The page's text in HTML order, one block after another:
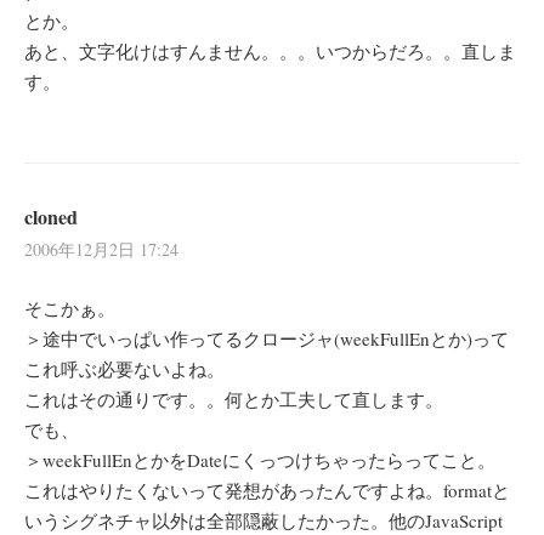
とか。
あと、文字化けはすんません。。。いつからだろ。。直しま
す。
cloned
2006年12月2日 17:24
そこかぁ。
＞途中でいっぱい作ってるクロージャ(weekFullEnとか)って
これ呼ぶ必要ないよね。
これはその通りです。。何とか工夫して直します。
でも、
＞weekFullEnとかをDateにくっつけちゃったらってこと。
これはやりたくないって発想があったんですよね。formatと
いうシグネチャ以外は全部隠蔽したかった。他のJavaScript